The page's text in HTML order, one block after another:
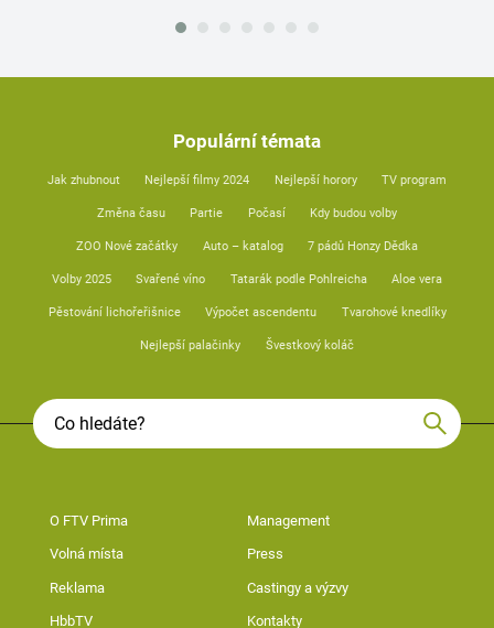
Populární témata
Jak zhubnout Nejlepší filmy 2024 Nejlepší horory TV program
Změna času Partie Počasí Kdy budou volby
ZOO Nové začátky Auto – katalog 7 pádů Honzy Dědka
Volby 2025 Svařené víno Tatarák podle Pohlreicha Aloe vera
Pěstování lichořeřišnice Výpočet ascendentu Tvarohové knedlíky
Nejlepší palačinky Švestkový koláč
O FTV Prima Management
Volná místa Press
Reklama Castingy a výzvy
HbbTV Kontakty